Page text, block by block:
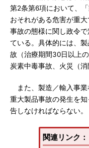
第2条第6項において、
おそれがある危害が重
事故の態様に関し政令
ている。具体的には、
故（治療期間30日以上
炭素中毒事故、火災（
また、製造／輸入事業
重大製品事故の発生を
告しなければならない。
関連リンク：